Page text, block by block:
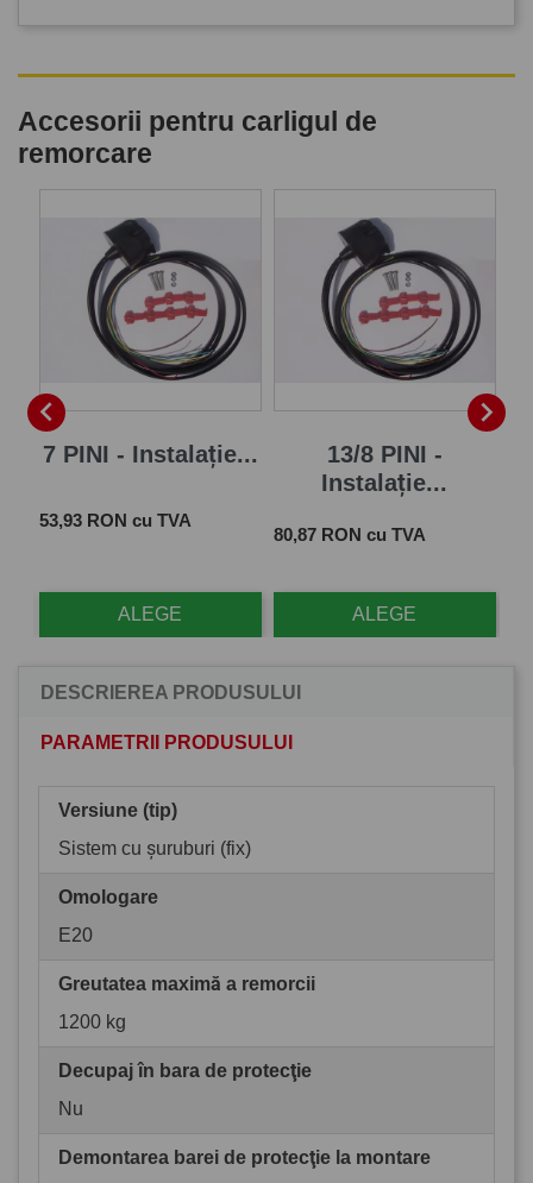
Accesorii pentru carligul de
remorcare

7 PINI - Instalație...
Pret
53,93 RON cu TVA
ALEGE
13/8 PINI -
Instalație...
Pret
80,87 RON cu TVA
ALEGE

DESCRIEREA PRODUSULUI
PARAMETRII PRODUSULUI
Versiune (tip)
Sistem cu șuruburi (fix)
Omologare
E20
Greutatea maximă a remorcii
1200 kg
Decupaj în bara de protecţie
Nu
Demontarea barei de protecţie la montare